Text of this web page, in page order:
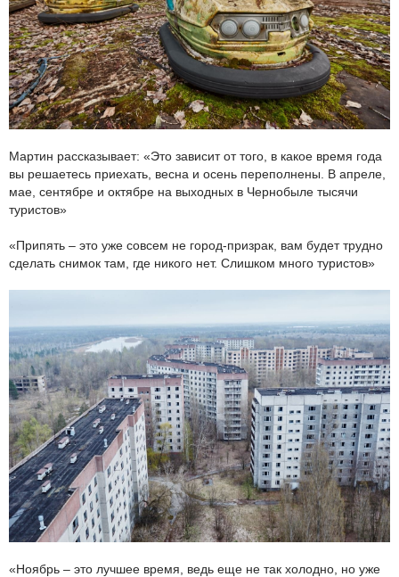
Мартин рассказывает: «Это зависит от того, в какое время года
вы решаетесь приехать, весна и осень переполнены. В апреле,
мае, сентябре и октябре на выходных в Чернобыле тысячи
туристов»
«Припять – это уже совсем не город-призрак, вам будет трудно
сделать снимок там, где никого нет. Слишком много туристов»
«Ноябрь – это лучшее время, ведь еще не так холодно, но уже